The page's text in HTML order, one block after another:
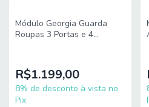
Módulo Georgia Guarda
Roupas 3 Portas e 4
R$1.199,00
8% de desconto à vista no
Pix